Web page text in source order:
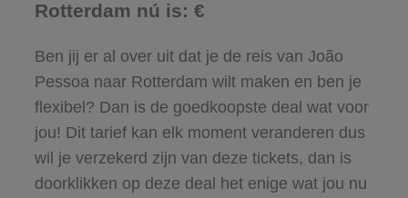
Rotterdam nú is: €
Ben jij er al over uit dat je de reis van João
Pessoa naar Rotterdam wilt maken en ben je
flexibel? Dan is de goedkoopste deal wat voor
jou! Dit tarief kan elk moment veranderen dus
wil je verzekerd zijn van deze tickets, dan is
doorklikken op deze deal het enige wat jou nu